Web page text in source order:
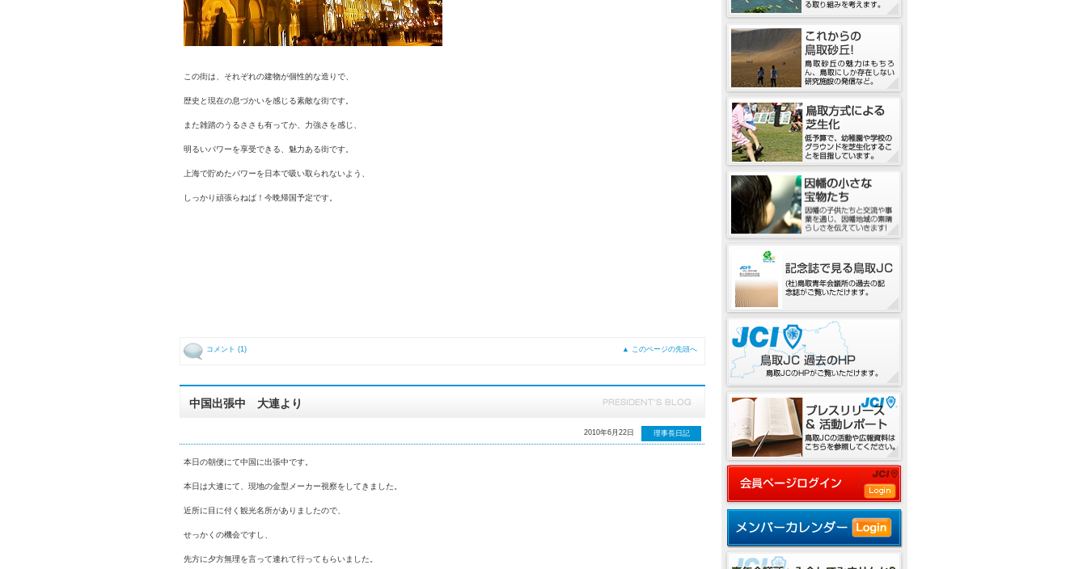
この街は、それぞれの建物が個性的な造りで、
歴史と現在の息づかいを感じる素敵な街です。
また雑踏のうるささも有ってか、力強さを感じ、
明るいパワーを享受できる、魅力ある街です。
上海で貯めたパワーを日本で吸い取られないよう、
しっかり頑張らねば！今晩帰国予定です。
コメント (1) ▲ このページの先頭へ
中国出張中 大連より
理事長日記
2010年6月22日
本日の朝便にて中国に出張中です。
本日は大連にて、現地の金型メーカー視察をしてきました。
近所に目に付く観光名所がありましたので、
せっかくの機会ですし、
先方に夕方無理を言って連れて行ってもらいました。